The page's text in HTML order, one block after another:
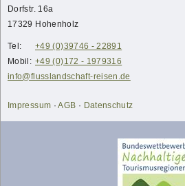
Dorfstr. 16a
17329 Hohenholz
Tel:
+49 (0)39746 - 22891
Mobil: +49 (0)172 - 1979316
info@flusslandschaft-reisen.de
Impressum ·AGB · Datenschutz